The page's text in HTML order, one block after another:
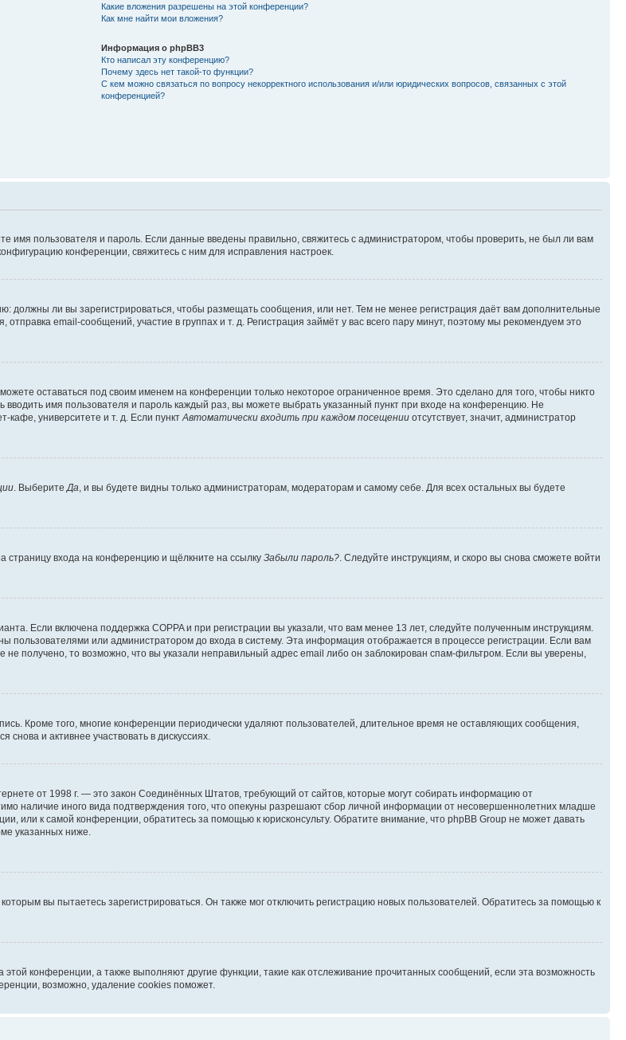
Какие вложения разрешены на этой конференции?
Как мне найти мои вложения?
Информация о phpBB3
Кто написал эту конференцию?
Почему здесь нет такой-то функции?
С кем можно связаться по вопросу некорректного использования и/или юридических вопросов, связанных с этой
конференцией?
имя пользователя и пароль. Если данные введены правильно, свяжитесь с администратором, чтобы проверить, не был ли вам
конференции, свяжитесь с ним для исправления настроек.
должны ли вы зарегистрироваться, чтобы размещать сообщения, или нет. Тем не менее регистрация даёт вам дополнительные
email-сообщений, участие в группах и т. д. Регистрация займёт у вас всего пару минут, поэтому мы рекомендуем это
оставаться под своим именем на конференции только некоторое ограниченное время. Это сделано для того, чтобы никто
вводить имя пользователя и пароль каждый раз, вы можете выбрать указанный пункт при входе на конференцию. Не
кафе, университете и т. д. Если пунктАвтоматически входить при каждом посещении отсутствует, значит, администратор
. ВыберитеДа, и вы будете видны только администраторам, модераторам и самому себе. Для всех остальных вы будете
страницу входа на конференцию и щёлкните на ссылку Забыли пароль?. Следуйте инструкциям, и скоро вы снова сможете войти
Если включена поддержка COPPA и при регистрации вы указали, что вам менее 13 лет, следуйте полученным инструкциям.
пользователями или администратором до входа в систему. Эта информация отображается в процессе регистрации. Если вам
получено, то возможно, что вы указали неправильный адрес email либо он заблокирован спам-фильтром. Если вы уверены,
Кроме того, многие конференции периодически удаляют пользователей, длительное время не оставляющих сообщения,
и активнее участвовать в дискуссиях.
от 1998 г. — это закон Соединённых Штатов, требующий от сайтов, которые могут собирать информацию от
наличие иного вида подтверждения того, что опекуны разрешают сбор личной информации от несовершеннолетних младше
или к самой конференции, обратитесь за помощью к юрисконсульту. Обратите внимание, что phpBB Group не может давать
указанных ниже.
вы пытаетесь зарегистрироваться. Он также мог отключить регистрацию новых пользователей. Обратитесь за помощью к
конференции, а также выполняют другие функции, такие как отслеживание прочитанных сообщений, если эта возможность
возможно, удаление cookies поможет.